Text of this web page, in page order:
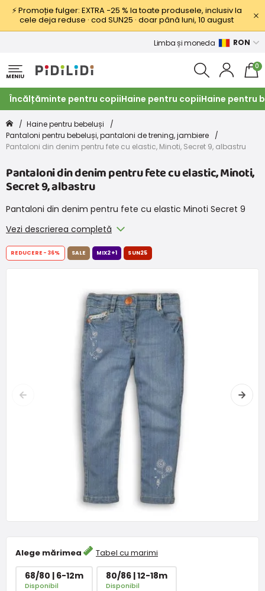
⚡ Promoție fulger: EXTRA −25 % la toate produsele, inclusiv la
cele deja reduse · cod SUN25 · doar până luni, 10 august
Limba și moneda RON
MENIU
0
Încălțăminte pentru copiiHaine pentru copiiHaine pentru
Haine pentru bebeluși
Pantaloni pentru bebeluși, pantaloni de trening, jambiere
Pantaloni din denim pentru fete cu elastic, Minoti, Secret 9, albastru
Pantaloni din denim pentru fete cu elastic, Minoti,
Secret 9, albastru
Pantaloni din denim pentru fete cu elastic Minoti Secret 9
Vezi descrierea completă
Alege mărimea Tabel cu marimi
68/80 | 6-12m
Disponibil
80/86 | 12-18m
Disponibil
REDUCERE -36% SALE MIX2+1 SUN25